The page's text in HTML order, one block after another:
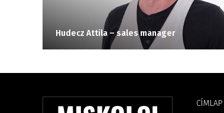
Hudecz Attila – sales manager
CÍMLAP